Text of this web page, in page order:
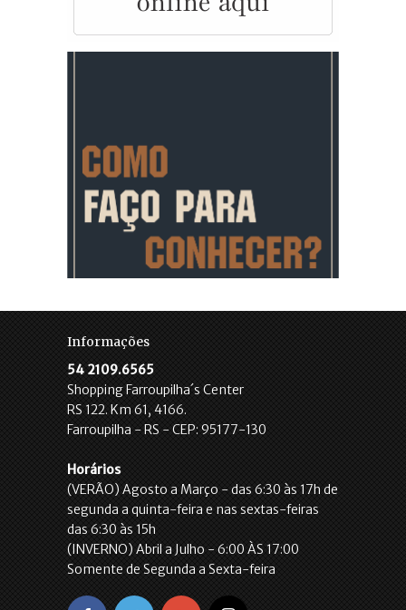
Informações
54 2109.6565
Shopping Farroupilha´s Center
RS 122. Km 61, 4166.
Farroupilha - RS - CEP: 95177-130
Horários
(VERÃO) Agosto a Março - das 6:30 às 17h de
segunda a quinta-feira e nas sextas-feiras
das 6:30 às 15h
(INVERNO) Abril a Julho - 6:00 ÀS 17:00
Somente de Segunda a Sexta-feira